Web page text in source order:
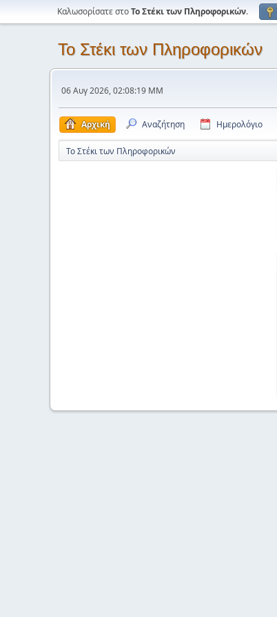
Καλωσορίσατε στοΤο Στέκι των Πληροφορικών.
Το Στέκι των Πληροφορικών
06 Αυγ 2026, 02:08:19 ΜΜ
Αρχική Αναζήτηση Ημερολόγιο
Το Στέκι των Πληροφορικών